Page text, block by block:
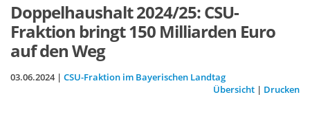
Doppelhaushalt 2024/25: CSU-
Fraktion bringt 150 Milliarden Euro
auf den Weg
03.06.2024 | CSU-Fraktion im Bayerischen Landtag
Übersicht | Drucken